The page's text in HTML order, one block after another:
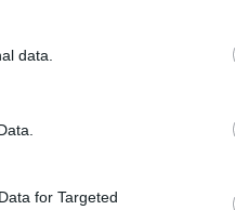
data.
for Targeted
γίνουν αυστηρότερα τα
και η